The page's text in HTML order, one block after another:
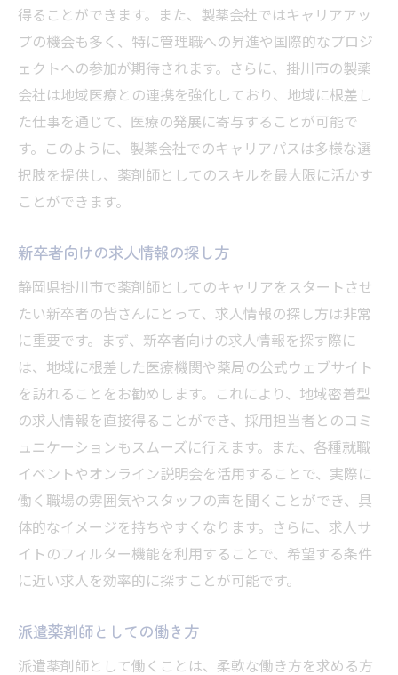
得ることができます。また、製薬会社ではキャリアアッ
プの機会も多く、特に管理職への昇進や国際的なプロジ
ェクトへの参加が期待されます。さらに、掛川市の製薬
会社は地域医療との連携を強化しており、地域に根差し
た仕事を通じて、医療の発展に寄与することが可能で
す。このように、製薬会社でのキャリアパスは多様な選
択肢を提供し、薬剤師としてのスキルを最大限に活かす
ことができます。
新卒者向けの求人情報の探し方
静岡県掛川市で薬剤師としてのキャリアをスタートさせ
たい新卒者の皆さんにとって、求人情報の探し方は非常
に重要です。まず、新卒者向けの求人情報を探す際に
は、地域に根差した医療機関や薬局の公式ウェブサイト
を訪れることをお勧めします。これにより、地域密着型
の求人情報を直接得ることができ、採用担当者とのコミ
ュニケーションもスムーズに行えます。また、各種就職
イベントやオンライン説明会を活用することで、実際に
働く職場の雰囲気やスタッフの声を聞くことができ、具
体的なイメージを持ちやすくなります。さらに、求人サ
イトのフィルター機能を利用することで、希望する条件
に近い求人を効率的に探すことが可能です。
派遣薬剤師としての働き方
派遣薬剤師として働くことは、柔軟な働き方を求める方